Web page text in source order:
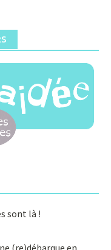
sont là !